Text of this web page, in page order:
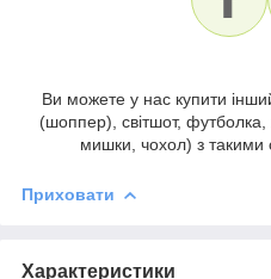
Ви можете у нас купити
(шоппер), світшот,
мишки, чохол) з
Приховати
Характеристики